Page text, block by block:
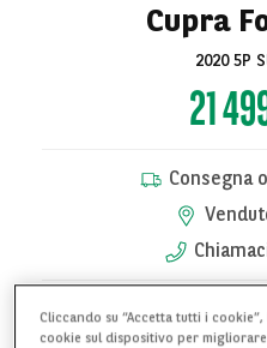
Cupra
2020 5P
21
Consegna
RICHIEDI
Cliccando su “Accetta tutti i
cookie sul dispositivo per